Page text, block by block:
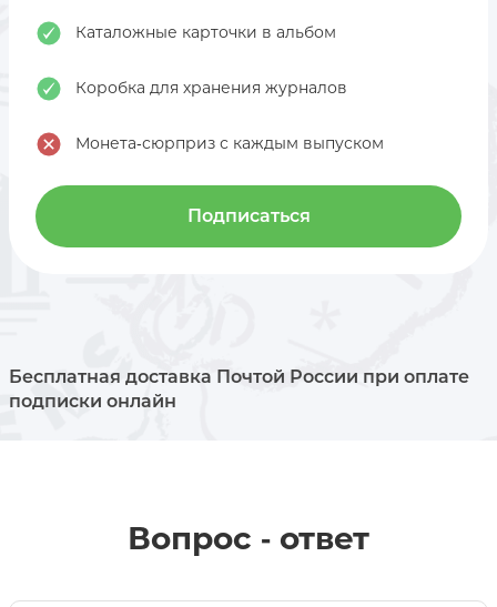
Каталожные карточки в альбом
Коробка для хранения журналов
Монета-сюрприз с каждым выпуском
Подписаться
Бесплатная доставка Почтой России при оплате
подписки онлайн
Вопрос - ответ